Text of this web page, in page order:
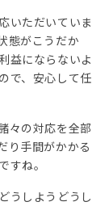
いただいていま
態がこうだか
益にならないよ
で、安心して任
々の対応を全部
り手間がかかる
すね。
うしようどうし